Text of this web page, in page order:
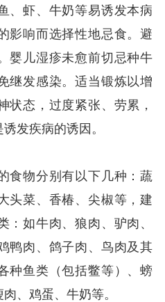
、虾、牛奶等易诱发本病
影响而选择性地忌食。避
婴儿湿疹未愈前切忌种牛
继发感染。适当锻炼以增
状态，过度紧张、劳累，
发疾病的诱因。
物分别有以下几种：蔬
头菜、香椿、尖椒等，建
：如牛肉、狼肉、驴肉、
鸭肉、鸽子肉、鸟肉及其
种鱼类（包括鳖等）、螃
、鸡蛋、牛奶等。